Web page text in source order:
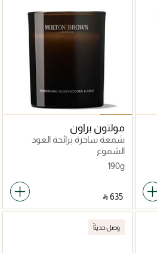
مولتون براون
شمعة ساحرة برائحة العود
والذهب
الشموع
190g
‎ ⃁ ⁦635⁩ ‎
وصل حديثاً